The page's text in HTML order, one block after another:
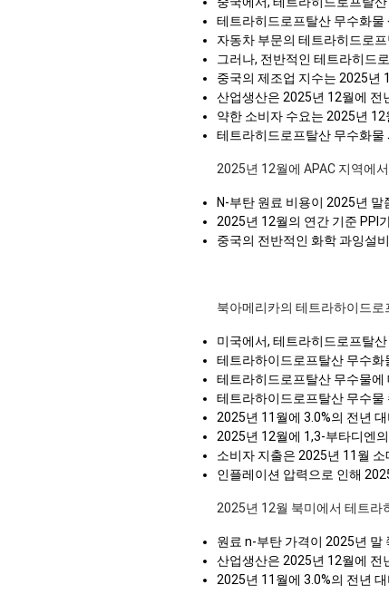
테트라히드로프탈산 무수화물
자동차 부문의 테트라히드로
그러나, 전반적인 테트라히드
중국의 제조업 지수는 2025년
산업생산은 2025년 12월에 전
약한 소비자 수요는 2025년
테트라히드로프탈산 무수화물
2025년 12월에 APAC 지역에
N-부탄 원료 비용이 2025년
2025년 12월의 연간 기준 PPI
중국의 전반적인 화학 과잉설
북아메리카의 테트라하이드로
미국에서, 테트라히드로프탈
테트라하이드로프탈산 무수화
테트라히드로프탈산 무수물에
테트라하이드로프탈산 무수물
2025년 11월에 3.0%의 전년
2025년 12월에 1,3-부타디엔
소비자 지출은 2025년 11월
인플레이션 압력으로 인해
2025년 12월 북미에서 테트라
원료 n-부탄 가격이 2025년 말
산업생산은 2025년 12월에 전
2025년 11월에 3.0%의 전년